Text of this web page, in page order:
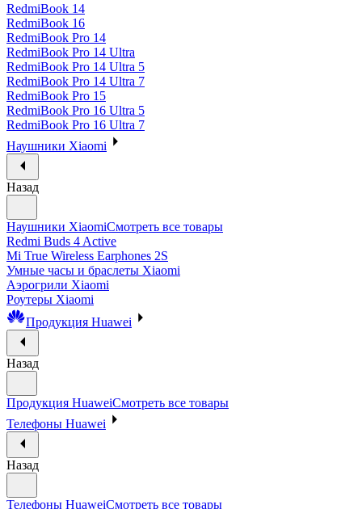
RedmiBook 14
RedmiBook 16
RedmiBook Pro 14
RedmiBook Pro 14 Ultra
RedmiBook Pro 14 Ultra 5
RedmiBook Pro 14 Ultra 7
RedmiBook Pro 15
RedmiBook Pro 16 Ultra 5
RedmiBook Pro 16 Ultra 7
Наушники Xiaomi
Назад
Наушники XiaomiСмотреть все товары
Redmi Buds 4 Active
Mi True Wireless Earphones 2S
Умные часы и браслеты Xiaomi
Аэрогрили Xiaomi
Роутеры Xiaomi
Продукция Huawei
Назад
Продукция HuaweiСмотреть все товары
Телефоны Huawei
Назад
Телефоны HuaweiСмотреть все товары